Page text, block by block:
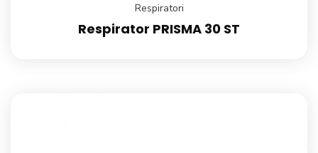
Respiratori
Respirator PRISMA 30 ST